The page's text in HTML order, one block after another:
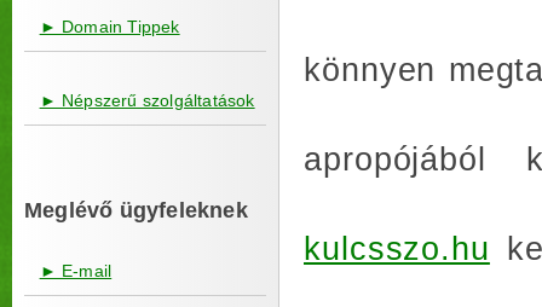
► Domain Tippek
► Népszerű szolgáltatások
Meglévő ügyfeleknek
► E-mail
könnyen
apropójából
kulcsszo.hu